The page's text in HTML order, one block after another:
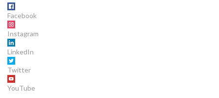
Facebook
Instagram
LinkedIn
Twitter
YouTube